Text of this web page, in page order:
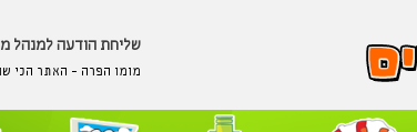
שליחת הודעה למנהל
מומו הפרה - האתר הכי